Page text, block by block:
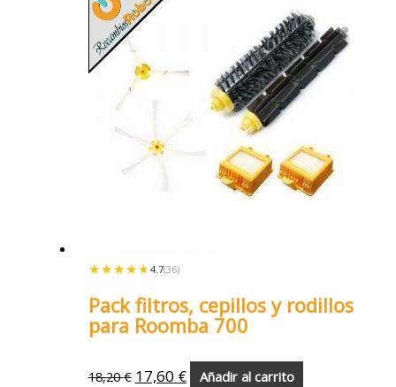
★★★★★
★★★★★ 4.7(36)
Pack filtros, cepillos y rodillos
para Roomba 700
18,20€ 17,60 € Añadir al carrito